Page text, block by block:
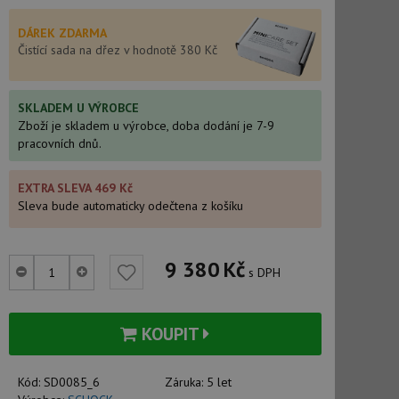
DÁREK ZDARMA
Čistící sada na dřez v hodnotě 380 Kč
SKLADEM U VÝROBCE
Zboží je skladem u výrobce, doba dodání je 7-9
pracovních dnů.
EXTRA SLEVA 469 Kč
Sleva bude automaticky odečtena z košíku
9 380Kč s DPH
KOUPIT
Kód: SD0085_6 Záruka: 5 let